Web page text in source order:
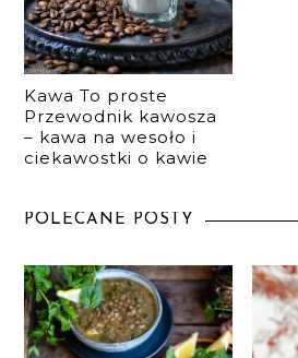
Kawa To proste
Przewodnik kawosza
– kawa na wesoło i
ciekawostki o kawie
POLECANE POSTY